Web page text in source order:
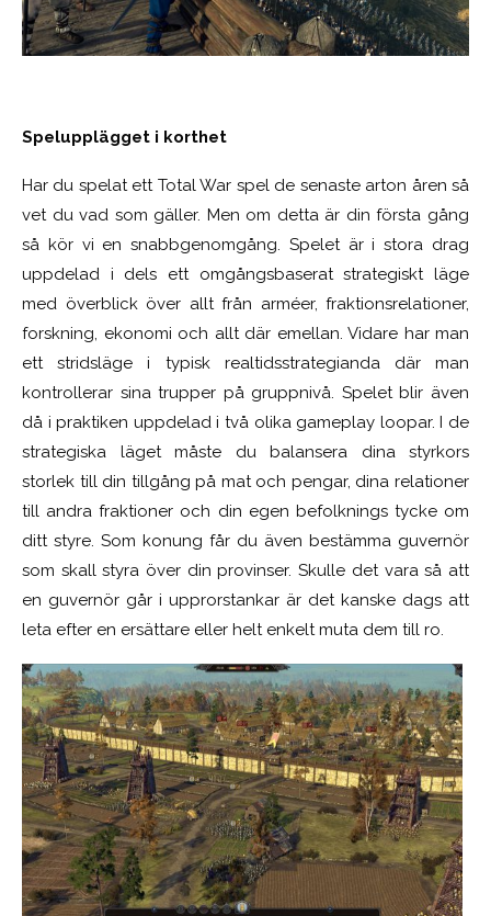
Spelupplägget i korthet
Har du spelat ett Total War spel de senaste arton åren så
vet du vad som gäller. Men om detta är din första gång
så kör vi en snabbgenomgång. Spelet är i stora drag
uppdelad i dels ett omgångsbaserat strategiskt läge
med överblick över allt från arméer, fraktionsrelationer,
forskning, ekonomi och allt där emellan. Vidare har man
ett stridsläge i typisk realtidsstrategianda där man
kontrollerar sina trupper på gruppnivå. Spelet blir även
då i praktiken uppdelad i två olika gameplay loopar. I de
strategiska läget måste du balansera dina styrkors
storlek till din tillgång på mat och pengar, dina relationer
till andra fraktioner och din egen befolknings tycke om
ditt styre. Som konung får du även bestämma guvernör
som skall styra över din provinser. Skulle det vara så att
en guvernör går i upprorstankar är det kanske dags att
leta efter en ersättare eller helt enkelt muta dem till ro.